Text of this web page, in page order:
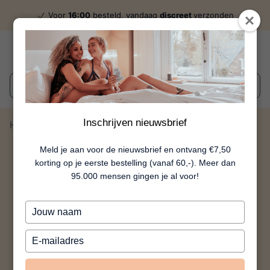
Inschrijven nieuwsbrief
Meld je aan voor de nieuwsbrief en ontvang €7,50
korting op je eerste bestelling (vanaf 60,-). Meer dan
95.000 mensen gingen je al voor!
Typ
je
naam
Typ
je
e-
Voor 16:00 besteld, vandaag discreetverzonden
Wat zoek je?
Home Piemel Lolly Cocktail - 5 Stuks